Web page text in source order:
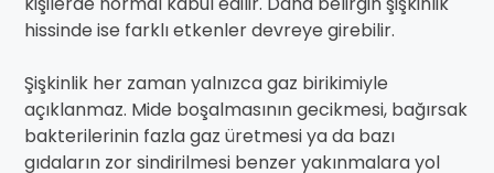
hissinde ise farklı etkenler devreye girebilir.
Şişkinlik her zaman yalnızca gaz birikimiyle
açıklanmaz. Mide boşalmasının gecikmesi, bağırsak
bakterilerinin fazla gaz üretmesi ya da bazı
gıdaların zor sindirilmesi benzer yakınmalara yol